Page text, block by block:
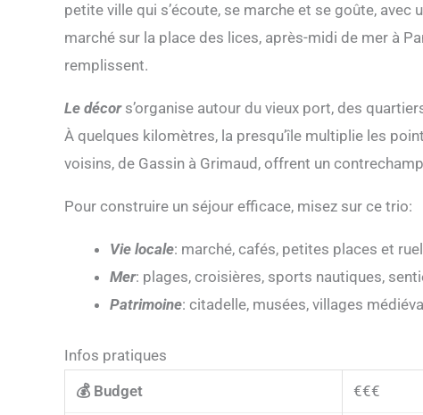
petite ville qui s’écoute, se marche et se goûte, avec
marché sur la place des lices, après-midi de mer à
remplissent.
Le décors’organise autour du vieux port, des
À quelques kilomètres, la presqu’île multiplie les
voisins, de Gassin à Grimaud, offrent un
Pour construire un séjour efficace, misez sur ce trio:
Vie locale: marché, cafés, petites places et
Mer: plages, croisières, sports nautiques,
Patrimoine: citadelle, musées, villages
Infos pratiques
💰 Budget
€€€